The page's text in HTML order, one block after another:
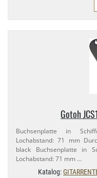
Gotoh
Buchsenplatte in
Lochabstand: 71 mm
black Buchsenplatte in
Lochabstand: 71 mm …
Katalog: